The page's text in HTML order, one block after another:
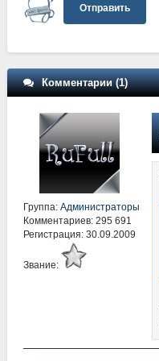
Отправить
Комментарии (1)
Группа: Администраторы
Комментариев: 295 691
Регистрация: 30.09.2009
Звание: